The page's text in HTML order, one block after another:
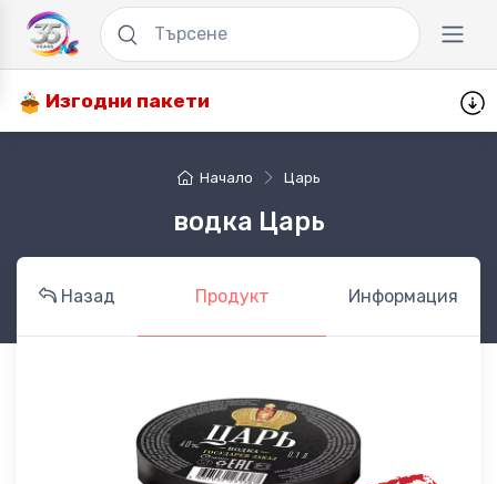
Изгодни пакети
Начало Царь
водка Царь
Назад Продукт Информация